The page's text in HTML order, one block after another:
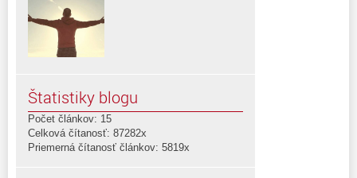
Štatistiky blogu
Počet článkov: 15
Celková čítanosť: 87282x
Priemerná čítanosť článkov: 5819x